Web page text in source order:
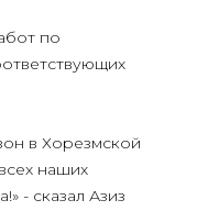
по
в Хорезмской
наших
- сказал Азиз